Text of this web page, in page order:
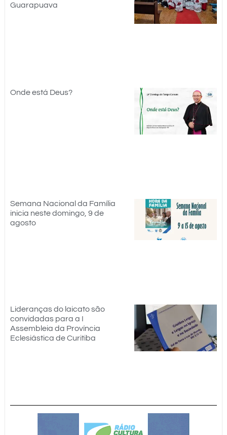
Guarapuava
Onde está Deus?
Semana Nacional da Família
inicia neste domingo, 9 de
agosto
Lideranças do laicato são
convidadas para a I
Assembleia da Província
Eclesiástica de Curitiba